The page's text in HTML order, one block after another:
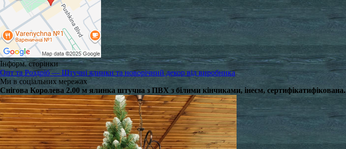
Інформ. сторінки
Опт та Роздріб — Штучні ялинки та новорічний декор від виробника
Ми в соціальних мережах
Снігова Королева 2.00 м ялинка штучна з ПВХ з білими кінчиками, інеєм, сертифікатифікована.